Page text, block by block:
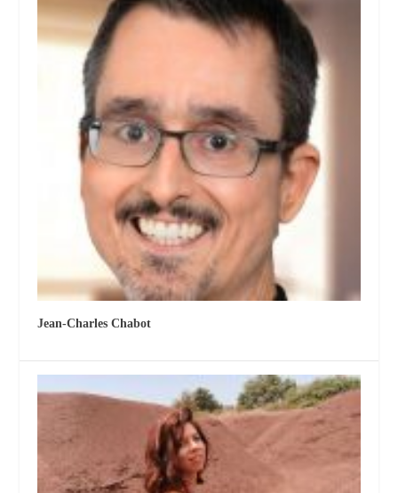
Jean-Charles Chabot